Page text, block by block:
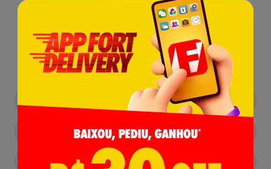
Receba nossas Novidades,
Lançamentos e Promoções!